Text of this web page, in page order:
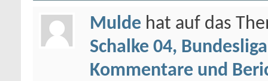
Mulde hat auf das
Schalke 04,
Kommentare und